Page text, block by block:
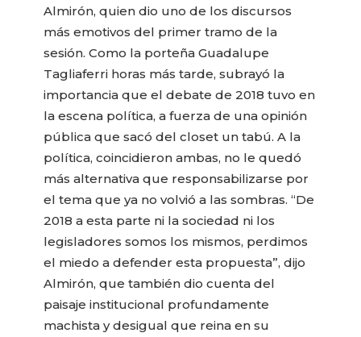
Almirón, quien dio uno de los discursos
más emotivos del primer tramo de la
sesión. Como la porteña Guadalupe
Tagliaferri horas más tarde, subrayó la
importancia que el debate de 2018 tuvo en
la escena política, a fuerza de una opinión
pública que sacó del closet un tabú. A la
política, coincidieron ambas, no le quedó
más alternativa que responsabilizarse por
el tema que ya no volvió a las sombras. “De
2018 a esta parte ni la sociedad ni los
legisladores somos los mismos, perdimos
el miedo a defender esta propuesta”, dijo
Almirón, que también dio cuenta del
paisaje institucional profundamente
machista y desigual que reina en su